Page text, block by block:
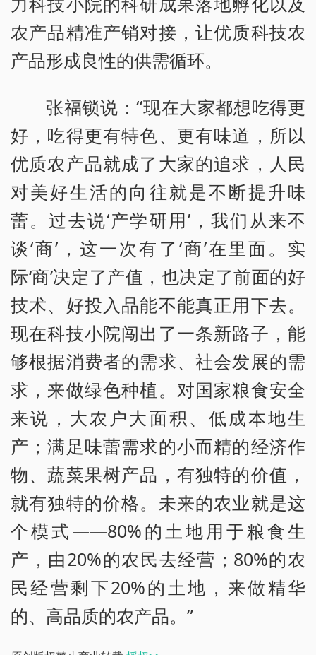
农产品精准产销对接，让优质科技农
产品形成良性的供需循环。
张福锁说：“现在大家都想吃得更
好，吃得更有特色、更有味道，所以
优质农产品就成了大家的追求，人民
对美好生活的向往就是不断提升味
蕾。过去说‘产学研用’，我们从来不
谈‘商’，这一次有了‘商’在里面。实
际‘商’决定了产值，也决定了前面的好
技术、好投入品能不能真正用下去。
现在科技小院闯出了一条新路子，能
够根据消费者的需求、社会发展的需
求，来做绿色种植。对国家粮食安全
来说，大农户大面积、低成本地生
产；满足味蕾需求的小而精的经济作
物、蔬菜果树产品，有独特的价值，
就有独特的价格。未来的农业就是这
个模式——80%的土地用于粮食生
产，由20%的农民去经营；80%的农
民经营剩下20%的土地，来做精华
的、高品质的农产品。”